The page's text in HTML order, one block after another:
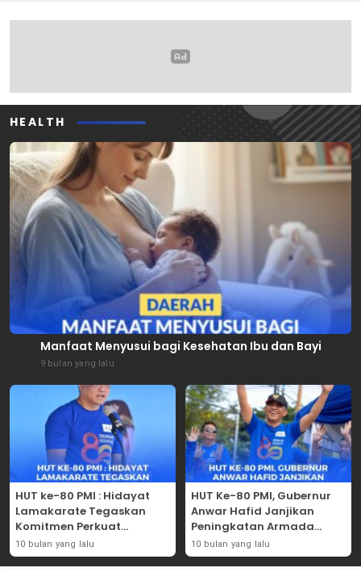
HEALTH
Manfaat Menyusui bagi Kesehatan Ibu dan Bayi
9 bulan yang lalu
HUT ke-80 PMI : Hidayat
Lamakarate Tegaskan
Komitmen Perkuat
Solidaritas Kemanusiaan
10 bulan yang lalu
HUT Ke-80 PMI, Gubernur
Anwar Hafid Janjikan
Peningkatan Armada
Mobil Donor Darah
10 bulan yang lalu